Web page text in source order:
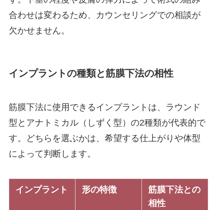
合わせは変わるため、カウンセリングでの相談が
欠かせません。
インプラントの種類と筋膜下法の相性
筋膜下法に使用できるインプラントは、ラウンド
型とアナトミカル（しずく型）の2種類が代表的で
す。どちらを選ぶかは、希望する仕上がりや体型
によって判断します。
インプラント 形の特徴
筋膜下法との
相性